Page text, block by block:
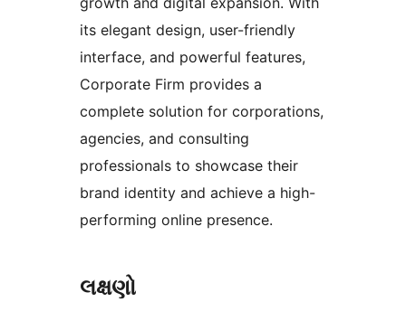
its elegant design, user-friendly
interface, and powerful features,
Corporate Firm provides a
complete solution for corporations,
agencies, and consulting
professionals to showcase their
brand identity and achieve a high-
performing online presence.
લક્ષણો